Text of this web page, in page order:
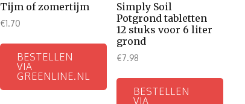
Tijm of zomertijm
€1.70
BESTELLEN
VIA
GREENLINE.NL
Simply Soil
Potgrond tabletten
12 stuks voor 6 liter
grond
€7.98
BESTELLEN
VIA